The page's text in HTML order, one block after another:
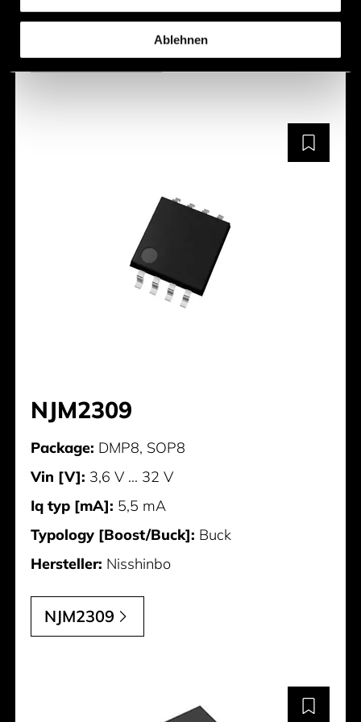
Ablehnen
NJM2309
Package: DMP8, SOP8
Vin [V]: 3,6 V ... 32 V
Iq typ [mA]: 5,5 mA
Typology [Boost/Buck]: Buck
Hersteller: Nisshinbo
NJM2309